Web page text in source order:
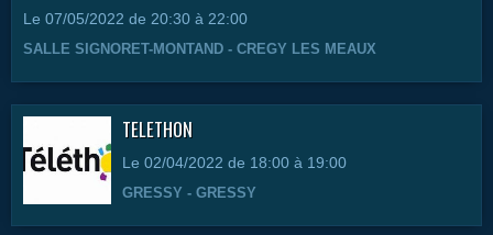
Le 07/05/2022 de 20:30 à 22:00
SALLE SIGNORET-MONTAND - CREGY LES MEAUX
TELETHON
Le 02/04/2022 de 18:00 à 19:00
GRESSY - GRESSY